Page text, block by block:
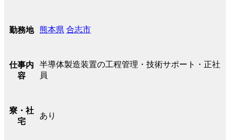
勤務地 熊本県 合志市
仕事内
容
半導体製造装置の工程管理・技術サポート・正社
員
寮・社
宅
あり